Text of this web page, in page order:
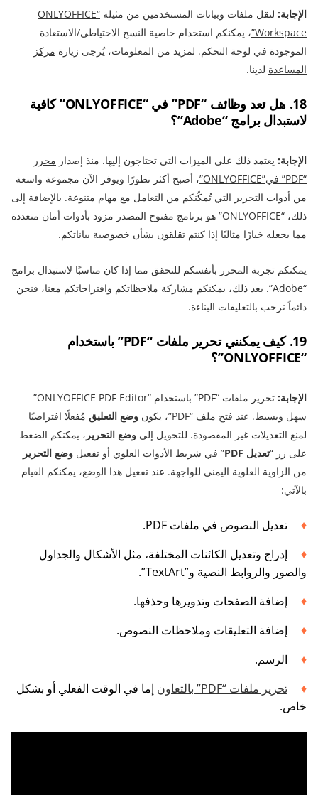
الإجابة: لنقل ملفات وبيانات المستخدمين من مثيلة “ONLYOFFICE
Workspace” ، يمكنكم استخدام خاصية النسخ الاحتياطي/الاستعادة
الموجودة في لوحة التحكم. لمزيد من المعلومات، يُرجى زيارة مركز
المساعدة لدينا.
18. هل تعد وظائف “PDF” في “ONLYOFFICE” كافية
لاستبدال برامج “Adobe”؟
الإجابة: يعتمد ذلك على الميزات التي تحتاجون إليها. منذ إصدار محرر
“PDF” في”ONLYOFFICE”
، أصبح أكثر تطورًا ويوفر الآن مجموعة واسعة
من أدوات التحرير التي تُمكّنكم من التعامل مع مهام متنوعة. بالإضافة إلى
ذلك، “ONLYOFFICE” هو برنامج مفتوح المصدر مزود بأدوات أمان متعددة
مما يجعله خيارًا مثاليًا إذا كنتم تقلقون بشأن خصوصية بياناتكم.
يمكنكم تجربة المحرر بأنفسكم للتحقق مما إذا كان مناسبًا لاستبدال برامج
“Adobe”. بعد ذلك، يمكنكم مشاركة ملاحظاتكم واقتراحاتكم معنا، فنحن
دائماً نرحب بالتعليقات البناءة.
19. كيف يمكنني تحرير ملفات “PDF” باستخدام
“ONLYOFFICE”؟
الإجابة:
تحرير ملفات “PDF” باستخدام “ONLYOFFICE PDF Editor”
سهل وبسيط. عند فتح ملف “PDF”، يكون
وضع التعليق مُفعلًا افتراضيًا
لمنع التعديلات غير المقصودة. للتحويل إلى وضع التحرير ، يمكنكم الضغط
على زر “تعديل PDF ” في شريط الأدوات العلوي أو تفعيل وضع التحرير
من الزاوية العلوية اليمنى للواجهة. عند تفعيل هذا الوضع، يمكنكم القيام
بالآتي:
تعديل النصوص في ملفات PDF.
إدراج وتعديل الكائنات المختلفة، مثل الأشكال والجداول
والصور والروابط النصية و”TextArt”.
إضافة الصفحات وتدويرها وحذفها.
إضافة التعليقات وملاحظات النصوص.
الرسم.
تحرير ملفات “PDF” بالتعاون
إما في الوقت الفعلي أو بشكل
خاص.